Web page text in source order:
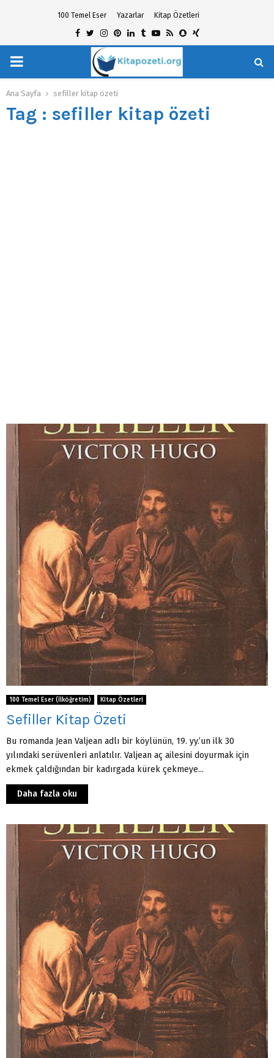
100 Temel Eser Yazarlar Kitap Özetleri
Facebook
TwitterInstagram
Pinterest
Linkedin
TumblrYoutube
RssSnapchat
Xing
PRIMARY
MENU
Ana Sayfa sefiller kitap özeti
Tag : sefiller kitap özeti
100 Temel Eser (İlköğretim) Kitap Özetleri
Sefiller Kitap Özeti
Bu romanda Jean Valjean adlı bir köylünün, 19. yy.’un ilk 30
yılındaki serüvenleri anlatılır. Valjean aç ailesini doyurmak için
ekmek çaldığından bir kadırgada kürek çekmeye...
Daha fazla oku